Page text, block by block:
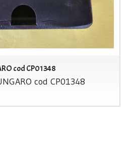
cod CP01348
cod CP01348